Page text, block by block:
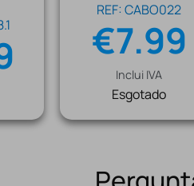
REF: CABO022
€7.99
Inclui IVA
Esgotado